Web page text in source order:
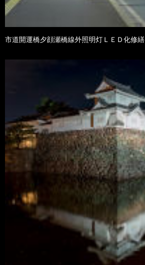
市道開運橋夕顔瀬橋線外照明灯ＬＥＤ化修繕